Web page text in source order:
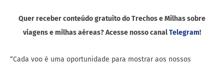
Quer receber conteúdo gratuito do Trechos e Milhas sobre
viagens e milhas aéreas? Acesse nosso canalTelegram!
“Cada voo é uma oportunidade para mostrar aos nossos